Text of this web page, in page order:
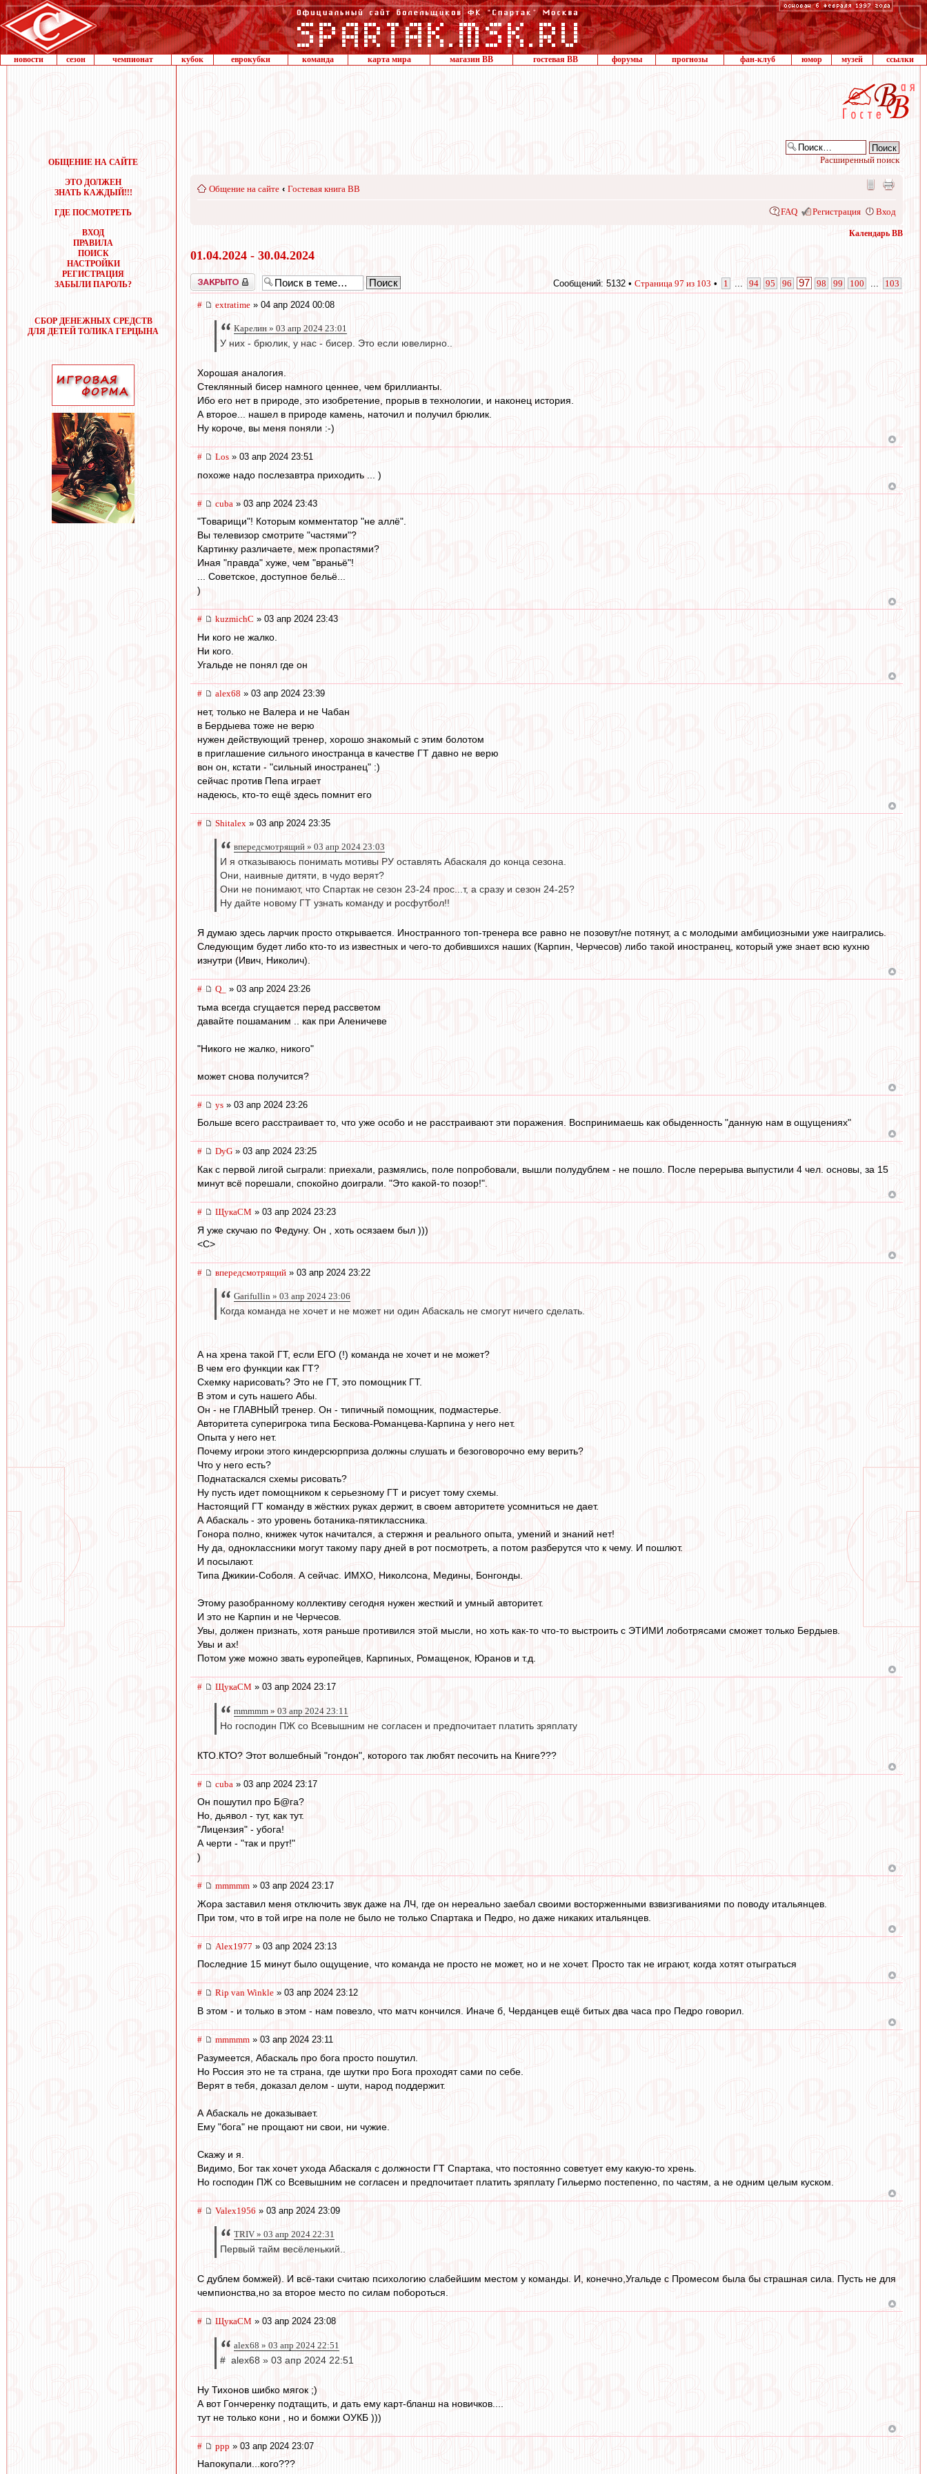
новости сезон чемпионат кубок еврокубки команда карта мира магазин ВВ гостевая ВВ форумы прогнозы фан-клуб юмор музей ссылки
ОБЩЕНИЕ НА САЙТЕ
ЭТО ДОЛЖЕН
ЗНАТЬ КАЖДЫЙ!!!
ГДЕ ПОСМОТРЕТЬ
ВХОД
ПРАВИЛА
ПОИСК
НАСТРОЙКИ
РЕГИСТРАЦИЯ
ЗАБЫЛИ ПАРОЛЬ?
СБОР ДЕНЕЖНЫХ СРЕДСТВ
ДЛЯ ДЕТЕЙ ТОЛИКА ГЕРЦЫНА
Расширенный поиск
Общение на сайте ‹ Гостевая книга ВВ
FAQ Регистрация Вход
Календарь ВВ
01.04.2024 - 30.04.2024
Закрыто Сообщений: 5132 • Страница 97 из 103 • 1 94 95 96 97 98 99 100 103
# extratime » 04 апр 2024 00:08
Карелин » 03 апр 2024 23:01
У них - брюлик, у нас - бисер. Это если ювелирно..
Хорошая аналогия.
Стеклянный бисер намного ценнее, чем бриллианты.
Ибо его нет в природе, это изобретение, прорыв в технологии, и наконец история.
А второе... нашел в природе камень, наточил и получил брюлик.
Ну короче, вы меня поняли :-)
# Los » 03 апр 2024 23:51
похоже надо послезавтра приходить ... )
# cuba » 03 апр 2024 23:43
"Товарищи"! Которым комментатор "не аллё".
Вы телевизор смотрите "частями"?
Картинку различаете, меж пропастями?
Иная "правда" хуже, чем "враньё"!
... Советское, доступное бельё...
)
# kuzmichC » 03 апр 2024 23:43
Ни кого не жалко.
Ни кого.
Угальде не понял где он
# alex68 » 03 апр 2024 23:39
нет, только не Валера и не Чабан
в Бердыева тоже не верю
нужен действующий тренер, хорошо знакомый с этим болотом
в приглашение сильного иностранца в качестве ГТ давно не верю
вон он, кстати - "сильный иностранец" :)
сейчас против Пепа играет
надеюсь, кто-то ещё здесь помнит его
# Shitalex » 03 апр 2024 23:35
впередсмотрящий » 03 апр 2024 23:03
И я отказываюсь понимать мотивы РУ оставлять Абаскаля до конца сезона.
Они, наивные дитяти, в чудо верят?
Они не понимают, что Спартак не сезон 23-24 прос...т, а сразу и сезон 24-25?
Ну дайте новому ГТ узнать команду и росфутбол!!
Я думаю здесь ларчик просто открывается. Иностранного топ-тренера все равно не позовут/не потянут, а с молодыми амбициозными уже наигрались.
Следующим будет либо кто-то из известных и чего-то добившихся наших (Карпин, Черчесов) либо такой иностранец, который уже знает всю кухню
изнутри (Ивич, Николич).
# Q_ » 03 апр 2024 23:26
тьма всегда сгущается перед рассветом
давайте пошаманим .. как при Аленичеве
"Никого не жалко, никого"
может снова получится?
# ys » 03 апр 2024 23:26
Больше всего расстраивает то, что уже особо и не расстраивают эти поражения. Воспринимаешь как обыденность "данную нам в ощущениях"
# DyG » 03 апр 2024 23:25
Как с первой лигой сыграли: приехали, размялись, поле попробовали, вышли полудублем - не пошло. После перерыва выпустили 4 чел. основы, за 15
минут всё порешали, спокойно доиграли. "Это какой-то позор!".
# ЩукаСМ » 03 апр 2024 23:23
Я уже скучаю по Федуну. Он , хоть осязаем был )))
<C>
# впередсмотрящий » 03 апр 2024 23:22
Garifullin » 03 апр 2024 23:06
Когда команда не хочет и не может ни один Абаскаль не смогут ничего сделать.
А на хрена такой ГТ, если ЕГО (!) команда не хочет и не может?
В чем его функции как ГТ?
Схемку нарисовать? Это не ГТ, это помощник ГТ.
В этом и суть нашего Абы.
Он - не ГЛАВНЫЙ тренер. Он - типичный помощник, подмастерье.
Авторитета суперигрока типа Бескова-Романцева-Карпина у него нет.
Опыта у него нет.
Почему игроки этого киндерсюрприза должны слушать и безоговорочно ему верить?
Что у него есть?
Поднатаскался схемы рисовать?
Ну пусть идет помощником к серьезному ГТ и рисует тому схемы.
Настоящий ГТ команду в жёстких руках держит, в своем авторитете усомниться не дает.
А Абаскаль - это уровень ботаника-пятиклассника.
Гонора полно, книжек чуток начитался, а стержня и реального опыта, умений и знаний нет!
Ну да, одноклассники могут такому пару дней в рот посмотреть, а потом разберутся что к чему. И пошлют.
И посылают.
Типа Джикии-Соболя. А сейчас. ИМХО, Николсона, Медины, Бонгонды.
Этому разобранному коллективу сегодня нужен жесткий и умный авторитет.
И это не Карпин и не Черчесов.
Увы, должен признать, хотя раньше противился этой мысли, но хоть как-то что-то выстроить с ЭТИМИ лоботрясами сможет только Бердыев.
Увы и ах!
Потом уже можно звать еуропейцев, Карпиных, Ромащенок, Юранов и т.д.
# ЩукаСМ » 03 апр 2024 23:17
mmmmm » 03 апр 2024 23:11
Но господин ПЖ со Всевышним не согласен и предпочитает платить зряплату
КТО.КТО? Этот волшебный "гондон", которого так любят песочить на Книге???
# cuba » 03 апр 2024 23:17
Он пошутил про Б@га?
Но, дьявол - тут, как тут.
"Лицензия" - убога!
А черти - "так и прут!"
)
# mmmmm » 03 апр 2024 23:17
Жора заставил меня отключить звук даже на ЛЧ, где он нереально заебал своими восторженными взвизгиваниями по поводу итальянцев.
При том, что в той игре на поле не было не только Спартака и Педро, но даже никаких итальянцев.
# Alex1977 » 03 апр 2024 23:13
Последние 15 минут было ощущение, что команда не просто не может, но и не хочет. Просто так не играют, когда хотят отыграться
# Rip van Winkle » 03 апр 2024 23:12
В этом - и только в этом - нам повезло, что матч кончился. Иначе б, Черданцев ещё битых два часа про Педро говорил.
# mmmmm » 03 апр 2024 23:11
Разумеется, Абаскаль про бога просто пошутил.
Но Россия это не та страна, где шутки про Бога проходят сами по себе.
Верят в тебя, доказал делом - шути, народ поддержит.
А Абаскаль не доказывает.
Ему "бога" не прощают ни свои, ни чужие.
Скажу и я.
Видимо, Бог так хочет ухода Абаскаля с должности ГТ Спартака, что постоянно советует ему какую-то хрень.
Но господин ПЖ со Всевышним не согласен и предпочитает платить зряплату Гильермо постепенно, по частям, а не одним целым куском.
# Valex1956 » 03 апр 2024 23:09
TRIV » 03 апр 2024 22:31
Первый тайм весёленький..
С дублем бомжей). И всё-таки считаю психологию слабейшим местом у команды. И, конечно,Угальде с Промесом была бы страшная сила. Пусть не для
чемпионства,но за второе место по силам побороться.
# ЩукаСМ » 03 апр 2024 23:08
alex68 » 03 апр 2024 22:51
# alex68 » 03 апр 2024 22:51
Ну Тихонов шибко мягок ;)
А вот Гончеренку подтащить, и дать ему карт-бланш на новичков....
тут не только кони , но и бомжи ОУКБ )))
# ppp » 03 апр 2024 23:07
Напокупали...кого???